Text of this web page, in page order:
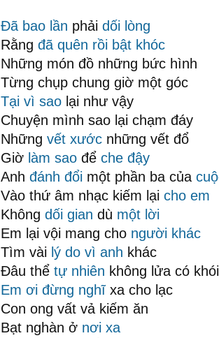
Đã bao lần phải dối lòng
Rằng đã quên rồi bật khóc
Những món đồ những bức hình
Từng chụp chung giờ một góc
Tại vì sao lại như vậy
Chuyện mình sao lại chạm đáy
Những vết xước những vết đổ
Giờ làm sao để che đậy
Anh đánh đổi một phần ba của
Vào thứ âm nhạc kiếm lại cho em
Không dối gian dù một lời
Em lại vội mang cho người khác
Tìm vài lý do vì anh khác
Đâu thể tự nhiên không lửa có khói
Em ơi đừng nghĩxa cho lạc
Con ong vất vả kiếm ăn
Bạt nghàn ở nơi xa